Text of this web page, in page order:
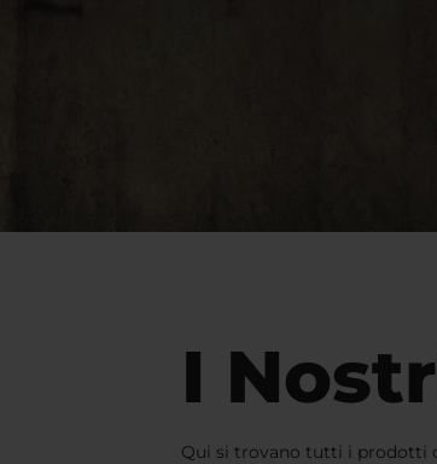
I
Qui si trovano tutti i prodotti